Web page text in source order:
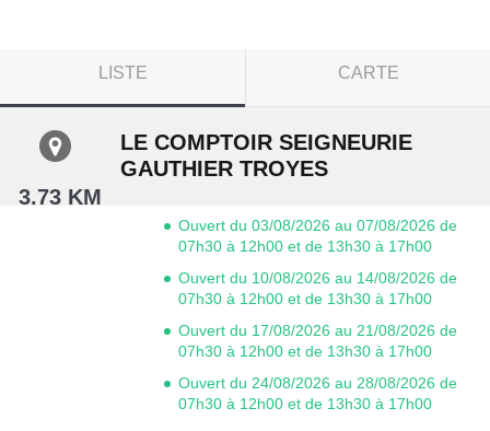
LISTE CARTE
3.73 KM
LE COMPTOIR SEIGNEURIE
GAUTHIER TROYES
Ouvert du 03/08/2026 au 07/08/2026 de
07h30 à 12h00 et de 13h30 à 17h00
Ouvert du 10/08/2026 au 14/08/2026 de
07h30 à 12h00 et de 13h30 à 17h00
Ouvert du 17/08/2026 au 21/08/2026 de
07h30 à 12h00 et de 13h30 à 17h00
Ouvert du 24/08/2026 au 28/08/2026 de
07h30 à 12h00 et de 13h30 à 17h00